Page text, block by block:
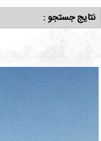
نتایج جستجو :